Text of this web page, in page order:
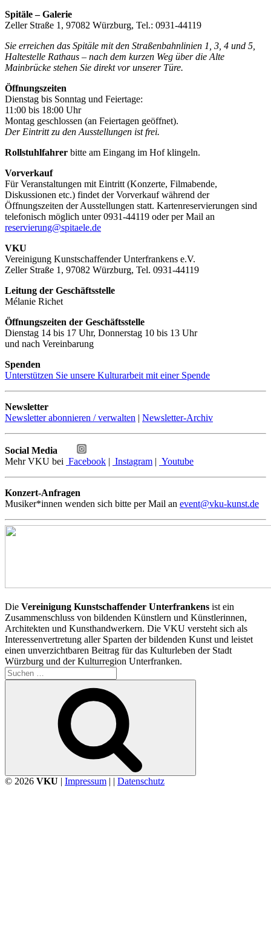
Spitäle – Galerie
Zeller Straße 1, 97082 Würzburg, Tel.: 0931-44119
Sie erreichen das Spitäle mit den Straßenbahnlinien 1, 3, 4 und 5,
Haltestelle Rathaus – nach dem kurzen Weg über die Alte
Mainbrücke stehen Sie direkt vor unserer Türe.
Öffnungszeiten
Dienstag bis Sonntag und Feiertage:
11:00 bis 18:00 Uhr
Montag geschlossen (an Feiertagen geöffnet).
Der Eintritt zu den Ausstellungen ist frei.
Rollstuhlfahrer bitte am Eingang im Hof klingeln.
Vorverkauf
Für Veranstaltungen mit Eintritt (Konzerte, Filmabende,
Diskussionen etc.) findet der Vorverkauf während der
Öffnungszeiten der Ausstellungen statt. Kartenreservierungen sind
telefonisch möglich unter 0931-44119 oder per Mail an
reservierung@spitaele.de
VKU
Vereinigung Kunstschaffender Unterfrankens e.V.
Zeller Straße 1, 97082 Würzburg, Tel. 0931-44119
Leitung der Geschäftsstelle
Mélanie Richet
Öffnungszeiten der Geschäftsstelle
Dienstag 14 bis 17 Uhr, Donnerstag 10 bis 13 Uhr
und nach Vereinbarung
Spenden
Unterstützen Sie unsere Kulturarbeit mit einer Spende
Newsletter
Newsletter abonnieren / verwalten | Newsletter-Archiv
Social Media
Mehr VKU bei Facebook | Instagram | Youtube
Konzert-Anfragen
Musiker*innen wenden sich bitte per Mail an event@vku-kunst.de
Die Vereinigung Kunstschaffender Unterfrankens ist ein
Zusammenschluss von bildenden Künstlern und Künstlerinnen,
Architekten und Kunsthandwerkern. Die VKU versteht sich als
Interessenvertretung aller Sparten der bildenden Kunst und leistet
einen unverzichtbaren Beitrag für das Kulturleben der Stadt
Würzburg und der Kulturregion Unterfranken.
Suchen
nach:
© 2026 VKU | Impressum | | Datenschutz